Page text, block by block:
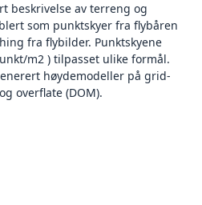
beskrivelse av terreng og
som punktskyer fra flybåren
fra flybilder. Punktskyene
m2 ) tilpasset ulike formål.
høydemodeller på grid-
overflate (DOM).